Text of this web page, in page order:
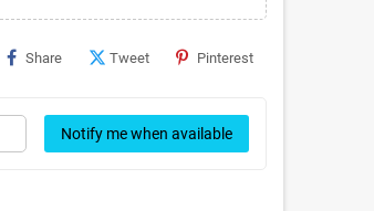
Share Tweet Pinterest
Notify me when available